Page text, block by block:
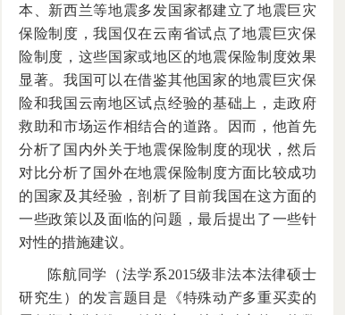
本、新西兰等地震多发国家都建立了地震巨灾
保险制度，我国仅在云南省试点了地震巨灾保
险制度，这些国家或地区的地震保险制度效果
显著。我国可以在借鉴其他国家的地震巨灾保
险和我国云南地区试点经验的基础上，走政府
救助和市场运作相结合的道路。因而，他首先
分析了国内外关于地震保险制度的现状，然后
对比分析了国外在地震保险制度方面比较成功
的国家及其经验，剖析了目前我国在这方面的
一些政策以及面临的问题，最后提出了一些针
对性的措施建议。
陈航同学（法学系2015级非法本法律硕士
研究生）的发言题目是《特殊动产多重买卖的